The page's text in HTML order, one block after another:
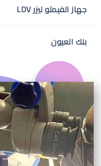
جهاز الفيمتو ليزر LDV
بنك العيون